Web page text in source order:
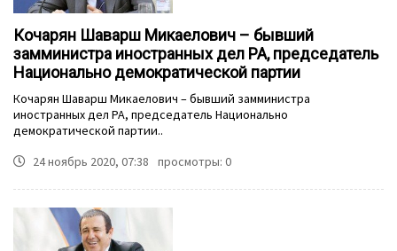
Кочарян Шаварш Микаелович – бывший
замминистра иностранных дел РА, председатель
Национально демократической партии
Кочарян Шаварш Микаелович – бывший замминистра
иностранных дел РА, председатель Национально
демократической партии..
24 ноябрь 2020, 07:38
просмотры: 0